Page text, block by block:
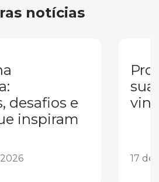
notícias
desafios e
inspiram
sua
17 de